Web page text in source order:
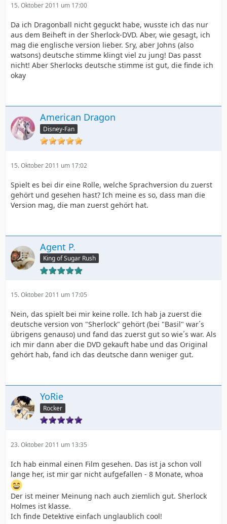
15. Oktober 2011 um 17:00
Da ich Dragonball nicht geguckt habe, wusste ich das nur
aus dem Beiheft in der Sherlock-DVD. Aber, wie gesagt, ich
mag die englische version lieber. Sry, aber Johns (also
watsons) deutsche stimme klingt viel zu jung! Das passt
nicht! Aber Sherlocks deutsche stimme ist gut, die finde ich
okay
American Dragon
Disney-Fan
15. Oktober 2011 um 17:02
Spielt es bei dir eine Rolle, welche Sprachversion du zuerst
gehört und gesehen hast? Ich meine es so, dass man die
Version mag, die man zuerst gehört hat.
Agent P.
King of Sugar Rush
15. Oktober 2011 um 17:05
Nein, das spielt bei mir keine rolle. Ich hab ja zuerst die
deutsche version von "Sherlock" gehört (bei "Basil" war´s
übrigens genauso) und fand das zuerst gut so wie´s war. Als
ich mir dann aber die DVD gekauft habe und das Original
gehört hab, fand ich das deutsche dann weniger gut.
YoRie
Rocker
23. Oktober 2011 um 13:35
Ich hab einmal einen Film gesehen. Das ist ja schon voll
lange her, ist mir gar nicht aufgefallen - 8 Monate, whoa
Der ist meiner Meinung nach auch ziemlich gut. Sherlock
Holmes ist klasse.
Ich finde Detektive einfach unglaublich cool!